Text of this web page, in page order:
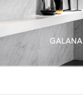
GALANA